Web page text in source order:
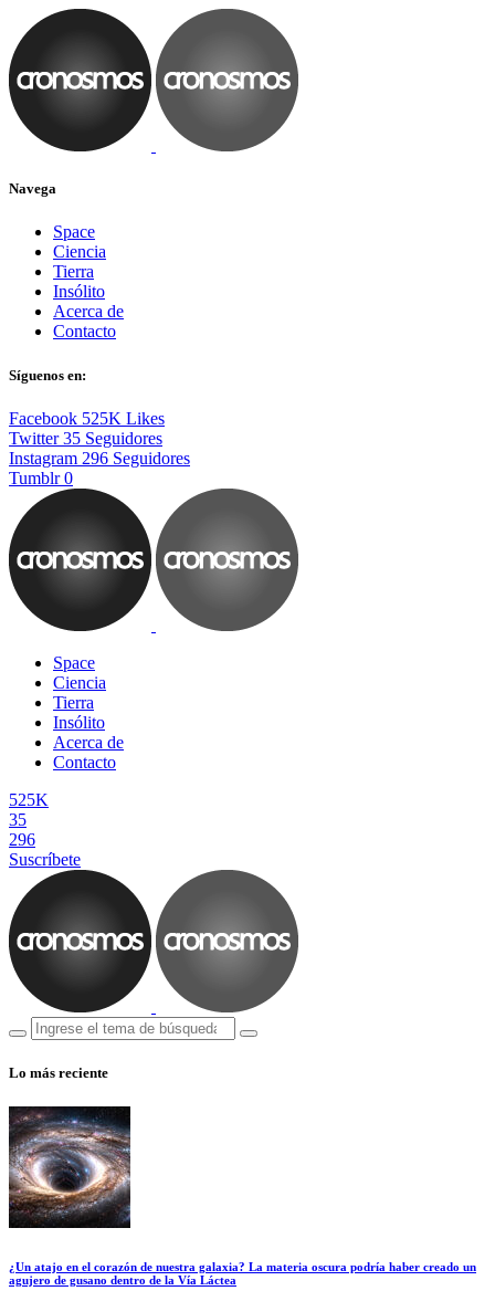
Navega
Space
Ciencia
Tierra
Insólito
Acerca de
Contacto
Síguenos en:
Facebook 525K Likes
Twitter 35 Seguidores
Instagram 296 Seguidores
Tumblr 0
Space
Ciencia
Tierra
Insólito
Acerca de
Contacto
525K
35
296
Suscríbete
Lo más reciente
¿Un atajo en el corazón de nuestra galaxia? La materia oscura podría haber creado un
agujero de gusano dentro de la Vía Láctea